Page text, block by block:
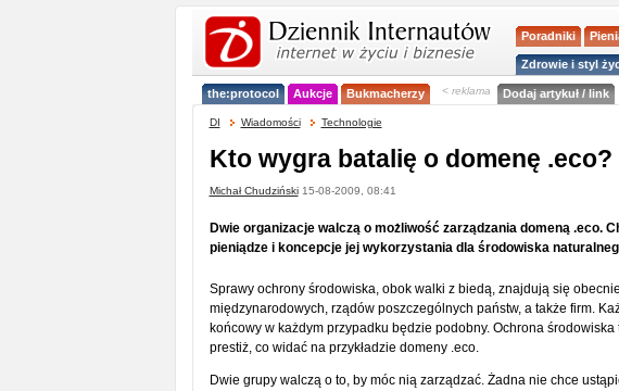
Poradniki
Zdrowie i styl
the:protocol Aukcje Bukmacherzy < reklama Dodaj artykuł / link
DI Wiadomości Technologie
Kto wygra batalię o domenę .eco?
Michał Chudziński15-08-2009, 08:41
Dwie organizacje walczą o możliwość zarządzania domeną .eco.
pieniądze i koncepcje jej wykorzystania dla środowiska
Sprawy ochrony środowiska, obok walki z biedą, znajdują się
międzynarodowych, rządów poszczególnych państw, a także firm.
końcowy w każdym przypadku będzie podobny. Ochrona
prestiż, co widać na przykładzie domeny .eco.
Dwie grupy walczą o to, by móc nią zarządzać. Żadna nie chce